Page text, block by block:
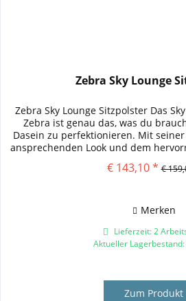
Zebra Sky Lounge
Zebra Sky Lounge Sitzpolster Das
Zebra ist genau das, was du
Dasein zu perfektionieren. Mit
ansprechenden Look und dem
€ 143,10 * €
Merken
Lieferzeit: 2
Aktueller Lagerbestand:
Zum Produkt